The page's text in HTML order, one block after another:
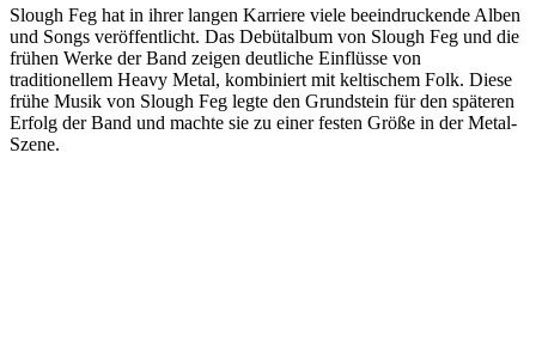
Slough Feg hat in ihrer langen Karriere viele beeindruckende Alben
und Songs veröffentlicht. Das Debütalbum von Slough Feg und die
frühen Werke der Band zeigen deutliche Einflüsse von
traditionellem Heavy Metal, kombiniert mit keltischem Folk. Diese
frühe Musik von Slough Feg legte den Grundstein für den späteren
Erfolg der Band und machte sie zu einer festen Größe in der Metal-
Szene.